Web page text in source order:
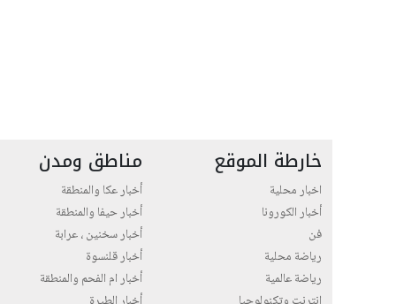
خارطة الموقع
اخبار محلية
أخبار الكورونا
فن
رياضة محلية
رياضة عالمية
مناطق ومدن
أخبار عكا والمنطقة
أخبار حيفا والمنطقة
أخبار سخنين ، عرابة
أخبار قلنسوة
أخبار ام الفحم والمنطقة